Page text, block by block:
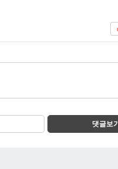
댓글보기